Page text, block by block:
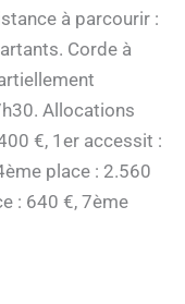
à parcourir :
Corde à
Allocations
€, 1er accessit :
place : 2.560
: 640 €, 7ème